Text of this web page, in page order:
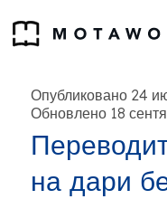
Опубликовано 24
Обновлено 18
на дари